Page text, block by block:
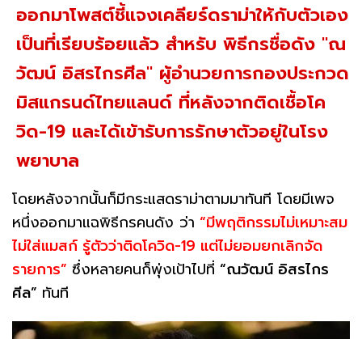
ออกมาโพสต์ชี้แจงเคลียร์ดราม่าให้กับตัวเอง
เป็นที่เรียบร้อยแล้ว สำหรับ พิธีกรชื่อดัง "ณ
วัฒน์ อิสรไกรศีล" ผู้อำนวยการกองประกวด
มิสแกรนด์ไทยแลนด์ ที่หลังจากติดเชื้อโค
วิด-19 และได้เข้ารับการรักษาตัวอยู่ในโรง
พยาบาล
โดยหลังจากนั้นก็มีกระแสดราม่าตามมาทันที โดยมีเพจ
หนึ่งออกมาแฉพิธีกรคนดัง ว่า “มีพฤติกรรมไม่เหมาะสม
ไม่ใส่แมสก์ รู้ตัวว่าติดโควิด-19 แต่ไม่ยอมยกเลิกจัด
รายการ” ซึ่งหลายคนก็พุ่งเป้าไปที่ “ณวัฒน์ อิสรไกร
ศีล” ทันที